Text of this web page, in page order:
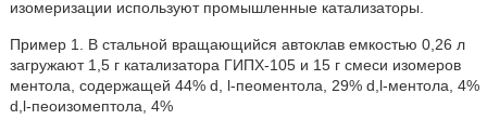
изомеризации используют промышленные катализаторы.
Пример 1. В стальной вращающийся автоклав емкостью 0,26 л
загружают 1,5 г катализатора ГИПХ-105 и 15 г смеси изомеров
ментола, содержащей 44% d, l-пеоментола, 29% d,l-ментола, 4%
d,l-пеоизомептола, 4%